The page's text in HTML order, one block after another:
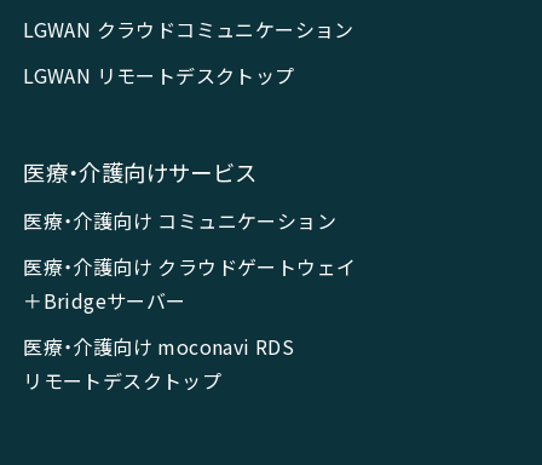
LGWAN クラウドコミュニケーション
LGWAN リモートデスクトップ
医療・介護向けサービス
医療・介護向け コミュニケーション
医療・介護向け クラウドゲートウェイ
＋Bridgeサーバー
医療・介護向け moconavi RDS
リモートデスクトップ